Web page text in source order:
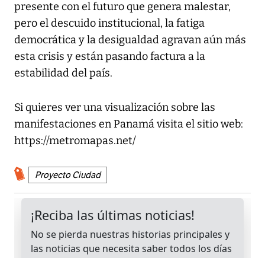
presente con el futuro que genera malestar,
pero el descuido institucional, la fatiga
democrática y la desigualdad agravan aún más
esta crisis y están pasando factura a la
estabilidad del país.
Si quieres ver una visualización sobre las
manifestaciones en Panamá visita el sitio web:
https://metromapas.net/
Proyecto Ciudad